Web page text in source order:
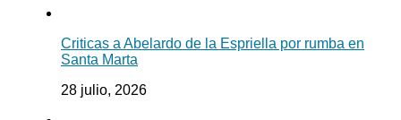
Criticas a Abelardo de la Espriella por rumba en
Santa Marta
28 julio, 2026